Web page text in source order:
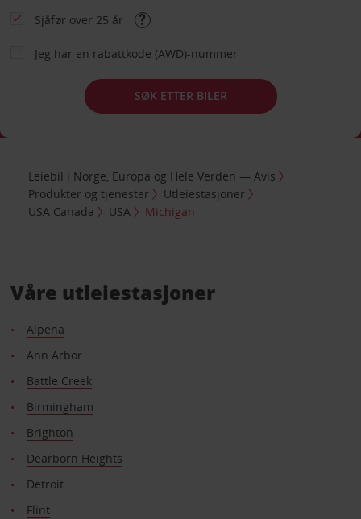
Sjåfør over 25 år
Jeg har en rabattkode (AWD)-nummer
SØK ETTER BILER
Leiebil i Norge, Europa og Hele Verden — Avis
Produkter og tjenester
Utleiestasjoner
USA Canada
USA Michigan
Våre utleiestasjoner
Alpena
Ann Arbor
Battle Creek
Birmingham
Brighton
Dearborn Heights
Detroit
Flint